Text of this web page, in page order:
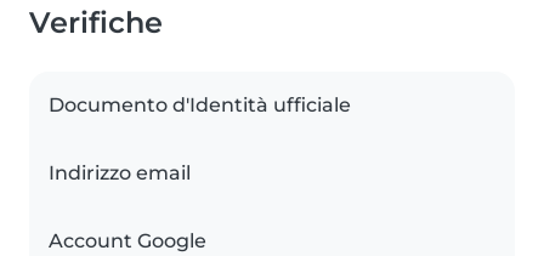
Verifiche
Documento d'Identità ufficiale
Indirizzo email
Account Google